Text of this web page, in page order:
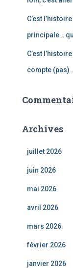
C’est
principale…
C’est
compte
Archives
juillet 2026
juin 2026
mai 2026
avril 2026
mars 2026
février 2026
janvier 2026